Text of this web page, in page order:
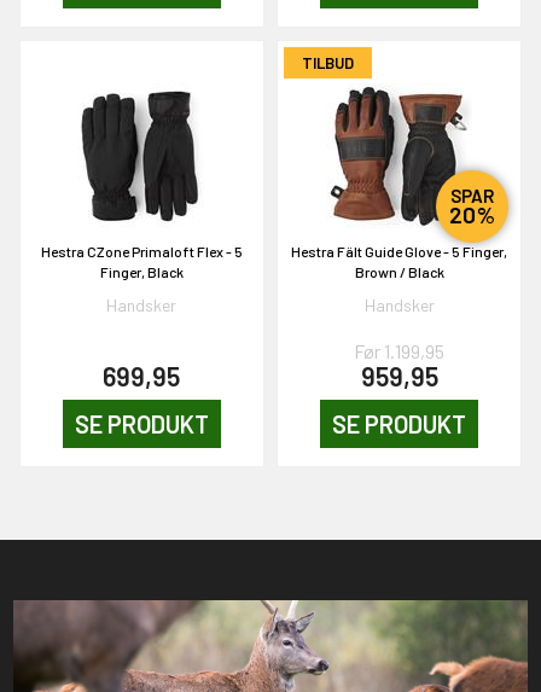
Hestra CZone Primaloft Flex - 5
Finger, Black
Handsker
699,95
SE PRODUKT
TILBUD
SPAR
20%
Hestra Fält Guide Glove - 5 Finger,
Brown / Black
Handsker
Før 1.199,95
959,95
SE PRODUKT